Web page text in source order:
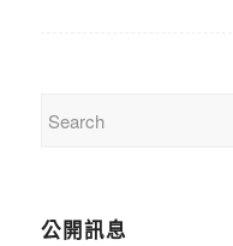
公開訊息